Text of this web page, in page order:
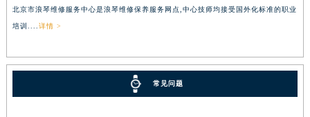
北京市浪琴维修服务中心是浪琴维修保养服务网点,中心技师均接受国外化标准的职业
培训.... 详情 >
常见问题